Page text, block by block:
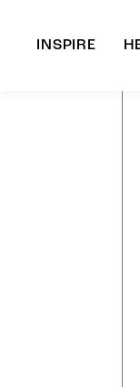
INSPIRE